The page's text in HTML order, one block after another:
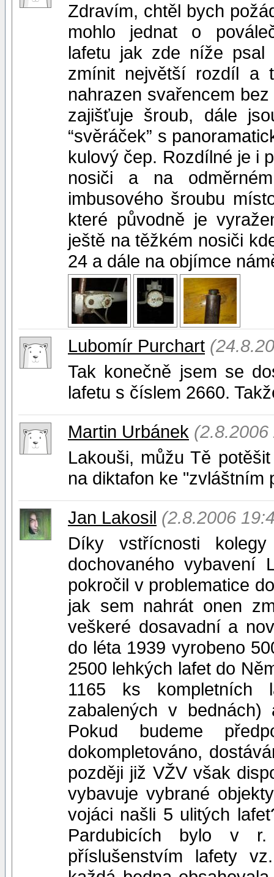
Zdravím, chtěl bych
mohlo jednat o
lafetu jak zde níže
zmínit největší rozdíl a
nahrazen svařencem
zajišťuje šroub, dále
“svěráček” s
kulový čep. Rozdílné je i
nosiči a na
imbusového šroubu
které původně je
ještě na těžkém nosiči
24 a dále na objímce
Lubomír Purchart
Tak konečně jsem se
lafetu s číslem 2660.
Martin Urbánek (2.8.2006
Lakouši, můžu Tě
na diktafon ke "zvláštním
Jan Lakosil (2.8.2006
Díky vstřícnosti
dochovaného
pokročil v problematice
jak sem nahrát onen
veškeré dosavadní a
do léta 1939 vyrobeno
2500 lehkých lafet do
1165 ks kompletních
zabalených v
Pokud budeme
dokompletováno,
později již VŽV však
vybavuje vybrané
vojáci našli 5 ulitých
Pardubicích bylo v
příslušenstvím lafety